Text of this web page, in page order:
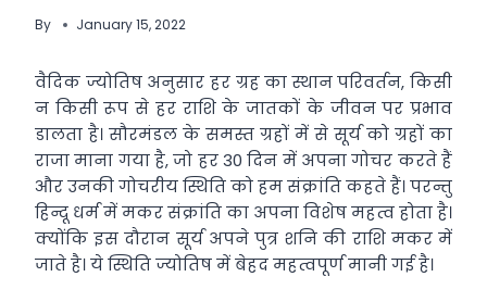
By January 15, 2022
वैदिक ज्योतिष अनुसार हर ग्रह का स्थान परिवर्तन, किसी
न किसी रूप से हर राशि के जातकों के जीवन पर प्रभाव
डालता है। सौरमंडल के समस्त ग्रहों में से सूर्य को ग्रहों का
राजा माना गया है, जो हर 30 दिन में अपना गोचर करते हैं
और उनकी गोचरीय स्थिति को हम संक्रांति कहते हैं। परन्तु
हिन्दू धर्म में मकर संक्रांति का अपना विशेष महत्व होता है।
क्योंकि इस दौरान सूर्य अपने पुत्र शनि की राशि मकर में
जाते है। ये स्थिति ज्योतिष में बेहद महत्वपूर्ण मानी गई है।